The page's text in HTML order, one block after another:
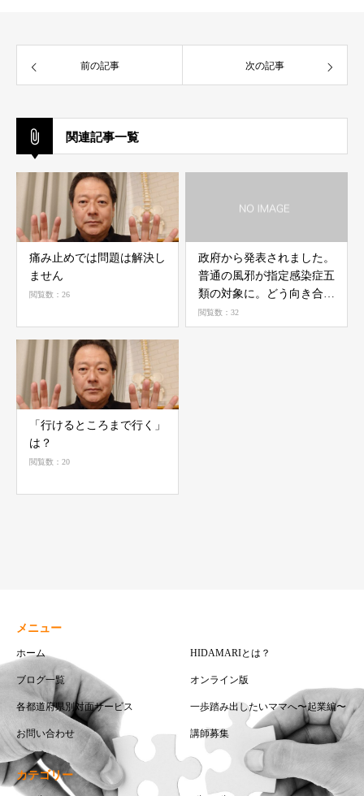
前の記事 次の記事
関連記事一覧
痛み止めでは問題は解決し
ません
閲覧数：26
政府から発表されました。
普通の風邪が指定感染症五
類の対象に。どう向き合う
か、一緒に考えていきまし
ょう❗
閲覧数：32
「行けるところまで行く」
は？
閲覧数：20
メニュー
ホーム HIDAMARIとは？
ブログ一覧 オンライン版
各都道府県別対面サービス 一歩踏み出したいママへ〜起業編〜
お問い合わせ 講師募集
カテゴリー